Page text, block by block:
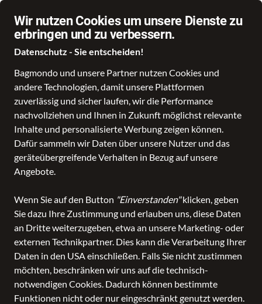
Wir nutzen Cookies um unsere Dienste zu
erbringen und zu verbessern.
Datenschutz - Sie entscheiden!
Bagmondo und unsere Partner nutzen Cookies und
andere Technologien, damit unsere Plattformen
zuverlässig und sicher laufen, wir die Performance
nachvollziehen und Ihnen in Zukunft möglichst relevante
Inhalte und personalisierte Werbung zeigen können.
Dafür sammeln wir Daten über unsere Nutzer und das
geräteübergreifende Verhalten in Bezug auf unsere
Angebote.
Wenn Sie auf den Button "Einverstanden"klicken, geben
Sie dazu Ihre Zustimmung und erlauben uns, diese Daten
an Dritte weiterzugeben, etwa an unsere Marketing- oder
externen Technikpartner. Dies kann die Verarbeitung Ihrer
Daten in den USA einschließen. Falls Sie nicht zustimmen
möchten, beschränken wir uns auf die technisch-
notwendigen Cookies. Dadurch können bestimmte
Funktionen nicht oder nur eingeschränkt genutzt werden.
Schule Reise Business Freizeit Fashion & Lifestyle